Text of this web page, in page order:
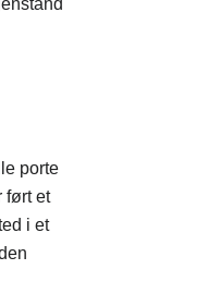
porte
ført et
i et